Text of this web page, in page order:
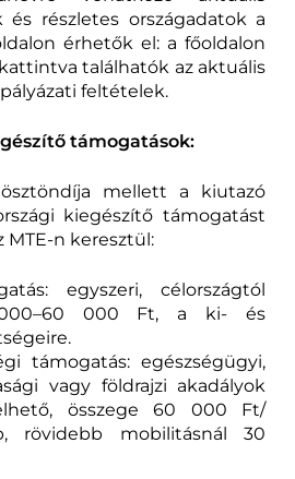
és részletes országadatok a
érhetők el: a főoldalon
kattintva találhatók az aktuális
feltételek.
támogatások:
mellett a kiutazó
kiegészítő támogatást
MTE-n keresztül:
egyszeri, célországtól
000 Ft, a ki- és
támogatás: egészségügyi,
vagy földrajzi akadályok
összege 60 000 Ft/
rövidebb mobilitásnál 30